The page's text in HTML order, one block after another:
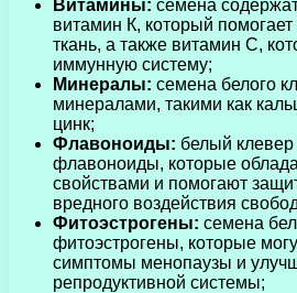
Витамины: семена
витамин К, который помогает
ткань, а также витамин С,
иммунную систему;
Минералы: семена белого
минералами, такими как
цинк;
Флавоноиды: белый
флавоноиды, которые
свойствами и помогают
вредного воздействия
Фитоэстрогены: семена
фитоэстрогены, которые
симптомы менопаузы и
репродуктивной системы;